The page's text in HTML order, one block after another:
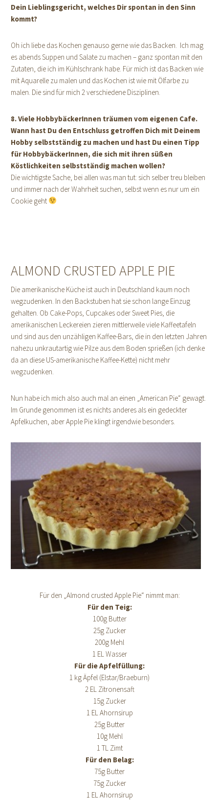
Dein Lieblingsgericht, welches Dir spontan in den Sinn
kommt?
Oh ich liebe das Kochen genauso gerne wie das Backen. Ich mag
es abends Suppen und Salate zu machen – ganz spontan mit den
Zutaten, die ich im Kühlschrank habe. Für mich ist das Backen wie
mit Aquarelle zu malen und das Kochen ist wie mit Ölfarbe zu
malen. Die sind für mich 2 verschiedene Disziplinen.
8. Viele HobbybäckerInnen träumen vom eigenen Cafe.
Wann hast Du den Entschluss getroffen Dich mit Deinem
Hobby selbstständig zu machen und hast Du einen Tipp
für HobbybäckerInnen, die sich mit ihren süßen
Köstlichkeiten selbstständig machen wollen?
Die wichtigste Sache, bei allen was man tut: sich selber treu bleiben
und immer nach der Wahrheit suchen, selbst wenn es nur um ein
Cookie geht
ALMOND CRUSTED APPLE PIE
Die amerikanische Küche ist auch in Deutschland kaum noch
wegzudenken. In den Backstuben hat sie schon lange Einzug
gehalten. Ob Cake-Pops, Cupcakes oder Sweet Pies, die
amerikanischen Leckereien zieren mittlerweile viele Kaffeetafeln
und sind aus den unzähligen Kaffee-Bars, die in den letzten Jahren
nahezu unkrautartig wie Pilze aus dem Boden sprießen (ich denke
da an diese US-amerikanische Kaffee-Kette) nicht mehr
wegzudenken.
Nun habe ich mich also auch mal an einen „American Pie“ gewagt.
Im Grunde genommen ist es nichts anderes als ein gedeckter
Apfelkuchen, aber Apple Pie klingt irgendwie besonders.
Für den „Almond crusted Apple Pie“ nimmt man:
Für den Teig:
100g Butter
25g Zucker
200g Mehl
1 EL Wasser
Für die Apfelfüllung:
1 kg Äpfel (Elstar/Braeburn)
2 EL Zitronensaft
15g Zucker
1 EL Ahornsirup
25g Butter
10g Mehl
1 TL Zimt
Für den Belag:
75g Butter
75g Zucker
1 EL Ahornsirup